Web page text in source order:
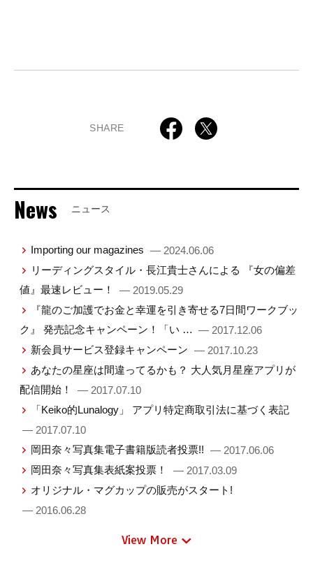
SHARE
News ニュース
Importing our magazines — 2024.06.06
リーディングスタイル・⾧江貴士さんによる 『女の偏差
値』最速レビュー！
— 2019.05.29
『龍のご加護でお金と幸運を引き寄せる7日間ワークブッ
ク』 発売記念キャンペーン！「い … — 2017.12.06
新会員サービス登録キャンペーン — 2017.10.23
あなたの星座は間違ってるかも？ 大人気月星座アプリが
配信開始！
— 2017.07.10
「Keiko的Lunalogy」 アプリ特定商取引法に基づく表記
— 2017.07.10
岡田奈々写真集電子書籍版読者投票!! — 2017.06.06
岡田奈々写真集表紙案投票！
— 2017.03.09
オリジナル・マグカップの販売がスタート!
— 2016.06.28
View More